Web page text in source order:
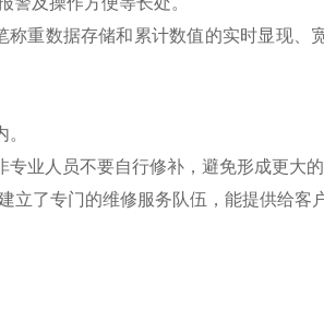
重数据存储和累计数值的实时显现、
业人员不要自行修补，避免形成更大的
了专门的维修服务队伍，能提供给客